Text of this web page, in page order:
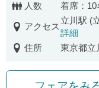
人数
着席：10
アクセス
立川駅 (
詳細
住所
東京都立